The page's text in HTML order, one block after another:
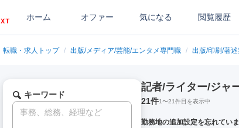
ホーム オファー 気になる 閲覧履歴
転職・求人トップ / 出版/メディア/芸能/エンタメ専門職 / 出版/印刷/著
キーワード
記者/ライター/ジャ
21件1〜21件目を表示中
勤務地の追加設定を忘れてい